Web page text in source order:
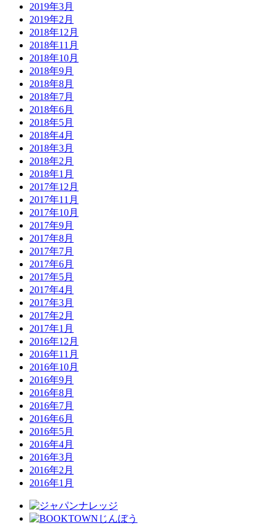
2019年3月
2019年2月
2018年12月
2018年11月
2018年10月
2018年9月
2018年8月
2018年7月
2018年6月
2018年5月
2018年4月
2018年3月
2018年2月
2018年1月
2017年12月
2017年11月
2017年10月
2017年9月
2017年8月
2017年7月
2017年6月
2017年5月
2017年4月
2017年3月
2017年2月
2017年1月
2016年12月
2016年11月
2016年10月
2016年9月
2016年8月
2016年7月
2016年6月
2016年5月
2016年4月
2016年3月
2016年2月
2016年1月